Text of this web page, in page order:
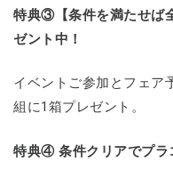
特典③【条件を満たせば
ゼント中！
イベントご参加とフェア
組に1箱プレゼント。
特典④ 条件クリアでプラ